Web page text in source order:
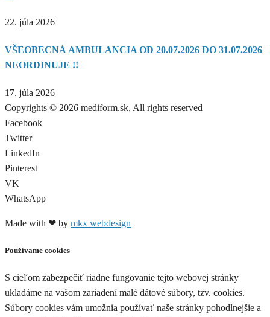
22. júla 2026
VŠEOBECNÁ AMBULANCIA OD 20.07.2026 DO 31.07.2026
NEORDINUJE !!
17. júla 2026
Copyrights © 2026 mediform.sk, All rights reserved​
Facebook
Twitter
LinkedIn
Pinterest
VK
WhatsApp
Made with ❤ by mkx webdesign
Používame cookies
S cieľom zabezpečiť riadne fungovanie tejto webovej stránky
ukladáme na vašom zariadení malé dátové súbory, tzv. cookies.
Súbory cookies vám umožnia používať naše stránky pohodlnejšie a